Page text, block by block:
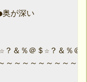
が深い
＆％＠＄☆？＆％＠
～～～～～～～～～